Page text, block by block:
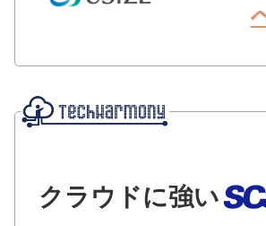
クラウドに強い